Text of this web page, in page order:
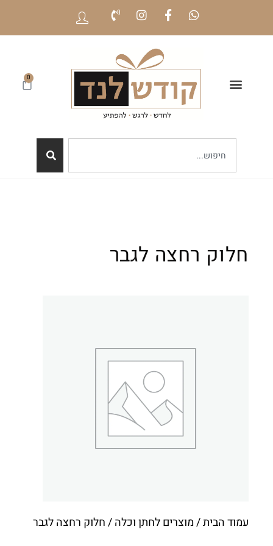
0
חלוק רחצה לגבר
עמוד הבית/מוצרים לחתן וכלה/ חלוק רחצה לגבר